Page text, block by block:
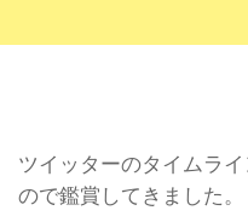
ツイッターのタイムラ
ので鑑賞してきました。